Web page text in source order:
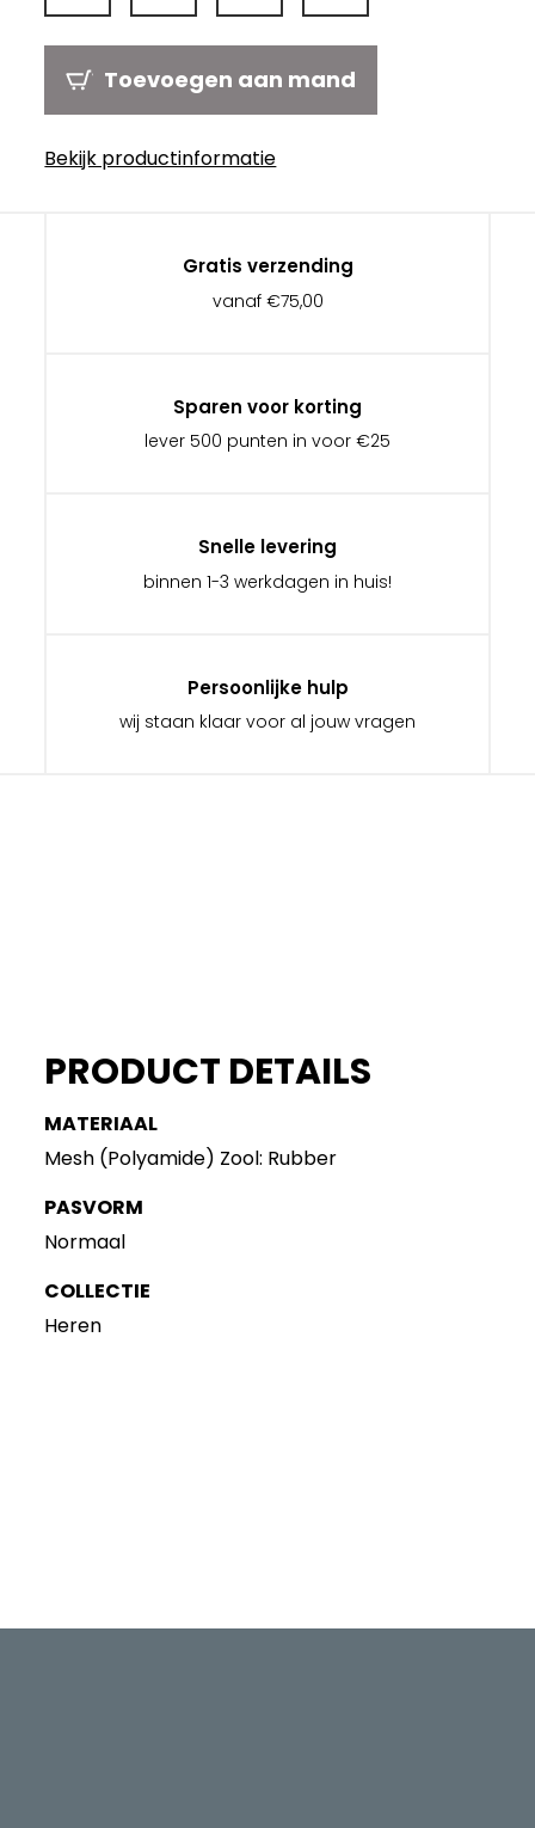
Toevoegen aan mand
Bekijk productinformatie
Gratis verzending
vanaf €75,00
Sparen voor korting
lever 500 punten in voor €25
Snelle levering
binnen 1-3 werkdagen in huis!
Persoonlijke hulp
wij staan klaar voor al jouw vragen
PRODUCT DETAILS
MATERIAAL
Mesh (Polyamide) Zool: Rubber
PASVORM
Normaal
COLLECTIE
Heren